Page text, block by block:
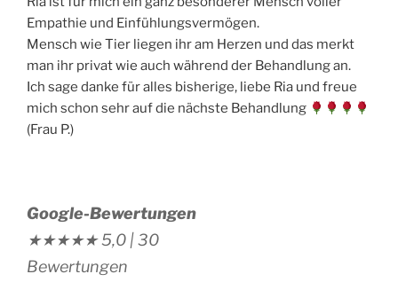
Empathie und Einfühlungsvermögen.
Mensch wie Tier liegen ihr am Herzen und das merkt
man ihr privat wie auch während der Behandlung an.
Ich sage danke für alles bisherige, liebe Ria und freue
mich schon sehr auf die nächste Behandlung
(Frau P.)
Google-Bewertungen
★★★★★5,0 |30
Bewertungen